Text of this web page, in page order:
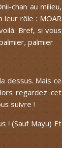
chan au milieu,
leur rôle : MOAR
Bref, si vous
palmier
dessus. Mais ce
regardez cet
suivre !
! (Sauf Mayu) Et